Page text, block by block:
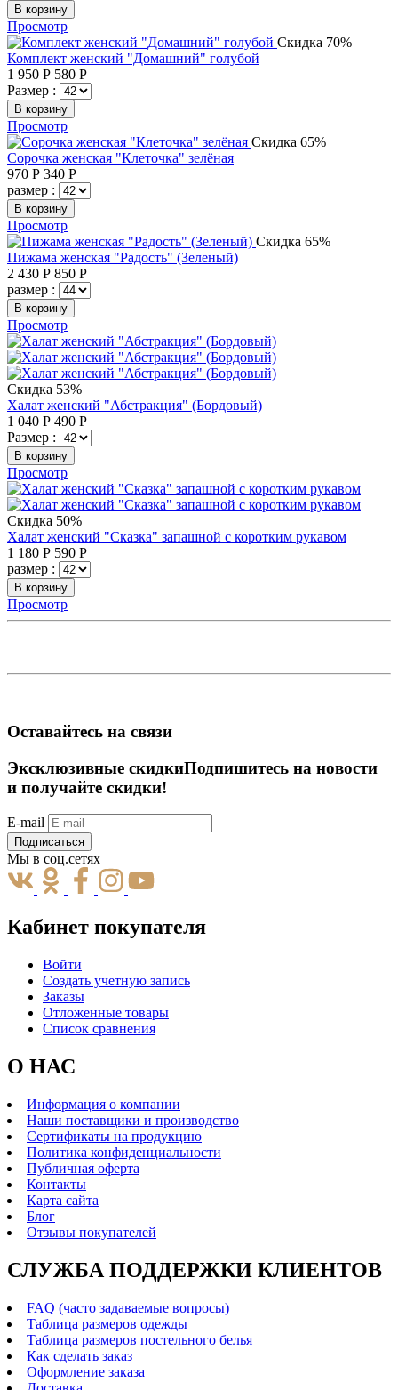
В корзину
Просмотр
Скидка 70%
Комплект женский "Домашний" голубой
1 950 Р 580 Р
Размер :
В корзину
Просмотр
Скидка 65%
Сорочка женская "Клеточка" зелёная
970 Р 340 Р
размер :
В корзину
Просмотр
Скидка 65%
Пижама женская "Радость" (Зеленый)
2 430 Р 850 Р
размер :
В корзину
Просмотр
Скидка 53%
Халат женский "Абстракция" (Бордовый)
1 040 Р 490 Р
Размер :
В корзину
Просмотр
Скидка 50%
Халат женский "Сказка" запашной с коротким рукавом
1 180 Р 590 Р
размер :
В корзину
Просмотр
Оставайтесь на связи
Эксклюзивные скидкиПодпишитесь на новости
и получайте скидки!
E-mail
Подписаться
Мы в соц.сетях
Кабинет покупателя
Войти
Создать учетную запись
Заказы
Отложенные товары
Список сравнения
О НАС
Информация о компании
Наши поставщики и производство
Сертификаты на продукцию
Политика конфиденциальности
Публичная оферта
Контакты
Карта сайта
Блог
Отзывы покупателей
СЛУЖБА ПОДДЕРЖКИ КЛИЕНТОВ
FAQ (часто задаваемые вопросы)
Таблица размеров одежды
Таблица размеров постельного белья
Как сделать заказ
Оформление заказа